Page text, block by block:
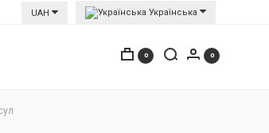
Українська
UAH
0 0